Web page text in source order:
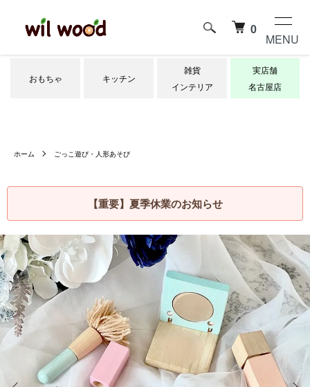
0
MENU
おもちゃ キッチン
雑貨
インテリア
実店舗
名古屋店
ホーム ごっこ遊び・人形あそび
【重要】夏季休業のお知らせ